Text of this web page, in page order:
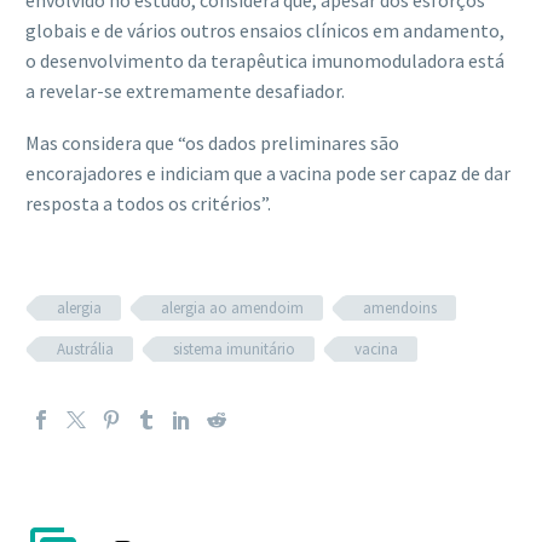
globais e de vários outros ensaios clínicos em andamento,
o desenvolvimento da terapêutica imunomoduladora está
a revelar-se extremamente desafiador.
Mas considera que “os dados preliminares são
encorajadores e indiciam que a vacina pode ser capaz de dar
resposta a todos os critérios”.
alergia alergia ao amendoim
amendoins
Austrália
sistema imunitário vacina